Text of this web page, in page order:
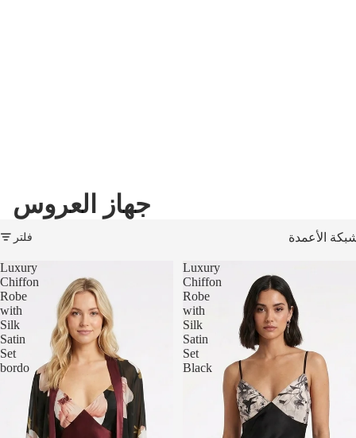
جهاز العروس
فلتر الأعمدة
Luxury
Chiffon
Robe
with
Silk
Satin
Set
bordo
Luxury
Chiffon
Robe
with
Silk
Satin
Set
Black